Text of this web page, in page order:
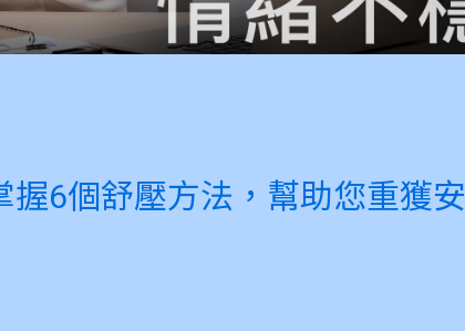
6個舒壓方法，幫助您重獲安